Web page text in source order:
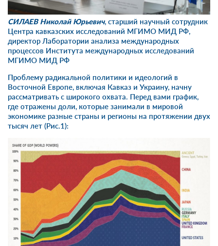
СИЛАЕВ Николай Юрьевич, старший научный сотрудник
Центра кавказских исследований МГИМО МИД РФ,
директор Лаборатории анализа международных
процессов Института международных исследований
МГИМО МИД РФ
Проблему радикальной политики и идеологий в
Восточной Европе, включая Кавказ и Украину, начну
рассматривать с широкого охвата. Перед вами график,
где отражены доли, которые занимали в мировой
экономике разные страны и регионы на протяжении двух
тысяч лет (Рис.1):